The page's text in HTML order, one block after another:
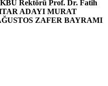
KBÜ Rektörü Prof. Dr. Fatih
ADAYI MURAT
ZAFER BAYRAMI